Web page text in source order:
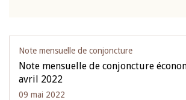
Note mensuelle de conjoncture
Note mensuelle de conjoncture
avril 2022
09 mai 2022